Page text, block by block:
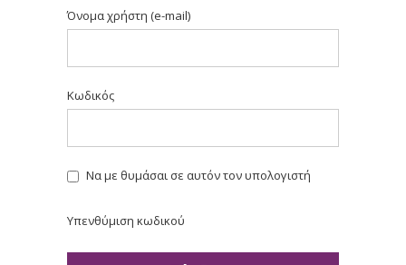
Όνομα χρήστη (e-mail)
Κωδικός
Να με θυμάσαι σε αυτόν τον υπολογιστή
Υπενθύμιση κωδικού